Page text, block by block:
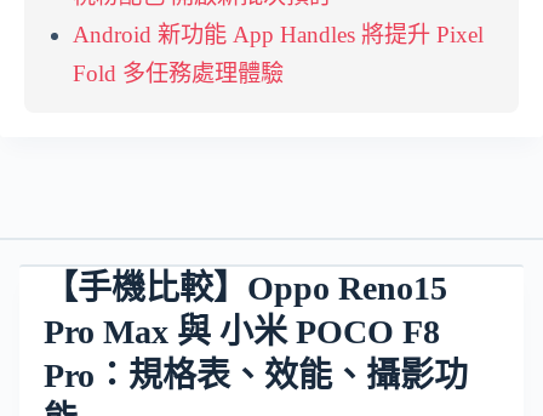
Android 新功能 App Handles 將提升 Pixel
Fold 多任務處理體驗
【手機比較】Oppo Reno15
Pro Max 與 小米 POCO F8
Pro：規格表、效能、攝影功